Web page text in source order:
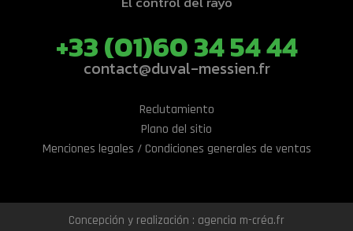
+33 (01)60 34 54 44
contact@duval-messien.fr
Reclutamiento
Plano del sitio
Menciones legales / Condiciones generales de ventas
Concepción y realización : agencia m-créa.fr